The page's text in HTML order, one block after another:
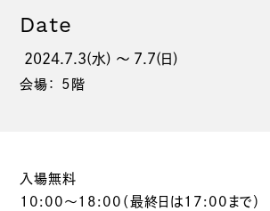
Date
2024.7.3(水) 〜 7.7(日)
会場： 5階
入場無料
10:00～18:00（最終日は17:00まで）